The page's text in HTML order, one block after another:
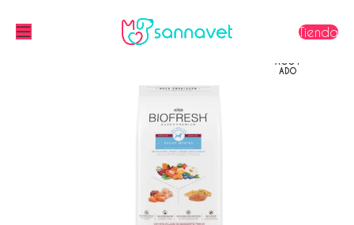
Tienda
AGOT
ADO